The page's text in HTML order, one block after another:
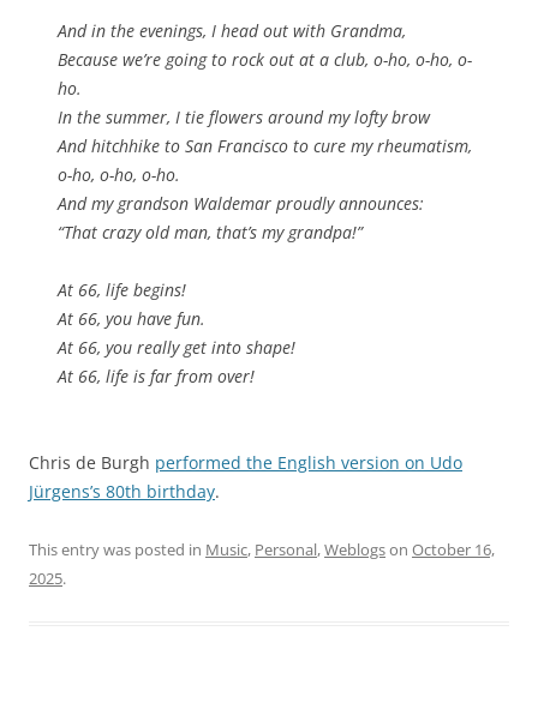
And in the evenings, I head out with Grandma,
Because we’re going to rock out at a club, o-ho, o-ho, o-
ho.
In the summer, I tie flowers around my lofty brow
And hitchhike to San Francisco to cure my rheumatism,
o-ho, o-ho, o-ho.
And my grandson Waldemar proudly announces:
“That crazy old man, that’s my grandpa!”
At 66, life begins!
At 66, you have fun.
At 66, you really get into shape!
At 66, life is far from over!
Chris de Burgh performed the English version on Udo
Jürgens’s 80th birthday.
This entry was posted in Music, Personal,Weblogson October 16,
2025.